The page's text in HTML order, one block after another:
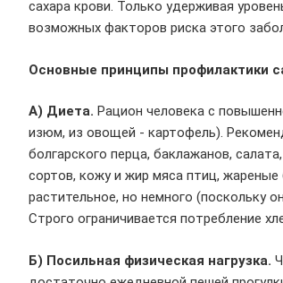
сахара крови. Только удерживая
возможных факторов риска этого
Основные принципы профилактики
А) Диета. Рацион человека с
изюм, из овощей - картофель).
болгарского перца, баклажанов,
сортов, кожу и жир мяса птиц,
растительное, но немного (поскольку
Строго ограничивается потребление
Б) Посильная физическая нагрузка.